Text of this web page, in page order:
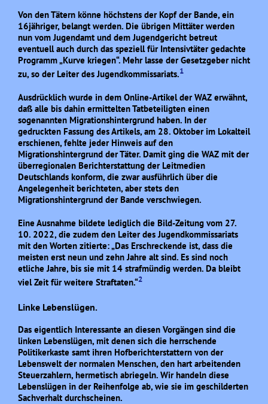
Von den Tätern könne höchstens der Kopf der Bande, ein
16jähriger, belangt werden. Die übrigen Mittäter werden
nun vom Jugendamt und dem Jugendgericht betreut
eventuell auch durch das speziell für Intensivtäter gedachte
Programm „Kurve kriegen“. Mehr lasse der Gesetzgeber nicht
zu, so der Leiter des Jugendkommissariats.1
Ausdrücklich wurde in dem Online-Artikel der WAZ erwähnt,
daß alle bis dahin ermittelten Tatbeteiligten einen
sogenannten Migrationshintergrund haben. In der
gedruckten Fassung des Artikels, am 28. Oktober im Lokalteil
erschienen, fehlte jeder Hinweis auf den
Migrationshintergrund der Täter. Damit ging die WAZ mit der
überregionalen Berichterstattung der Leitmedien
Deutschlands konform, die zwar ausführlich über die
Angelegenheit berichteten, aber stets den
Migrationshintergrund der Bande verschwiegen.
Eine Ausnahme bildete lediglich die Bild-Zeitung vom 27.
10. 2022, die zudem den Leiter des Jugendkommissariats
mit den Worten zitierte: „Das Erschreckende ist, dass die
meisten erst neun und zehn Jahre alt sind. Es sind noch
etliche Jahre, bis sie mit 14 strafmündig werden. Da bleibt
viel Zeit für weitere Straftaten.“2
Linke Lebenslügen.
Das eigentlich Interessante an diesen Vorgängen sind die
linken Lebenslügen, mit denen sich die herrschende
Politikerkaste samt ihren Hofberichterstattern von der
Lebenswelt der normalen Menschen, den hart arbeitenden
Steuerzahlern, hermetisch abriegeln. Wir handeln diese
Lebenslügen in der Reihenfolge ab, wie sie im geschilderten
Sachverhalt durchscheinen.